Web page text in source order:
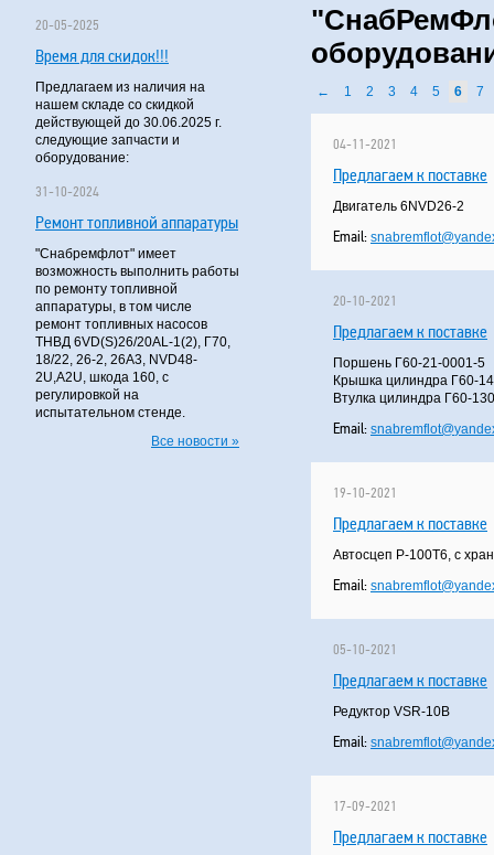
20-05-2025
Время для скидок!!!
Предлагаем из наличия на
нашем складе со скидкой
действующей до 30.06.2025 г.
следующие запчасти и
оборудование:
31-10-2024
Ремонт топливной аппаратуры
"Снабремфлот" имеет
возможность выполнить работы
по ремонту топливной
аппаратуры, в том числе
ремонт топливных насосов
ТНВД 6VD(S)26/20AL-1(2), Г70,
18/22, 26-2, 26А3, NVD48-
2U,A2U, шкода 160, с
регулировкой на
испытательном стенде.
Все новости »
← 1 2 3 4 5 6 7
04-11-2021
Предлагаем к поставке
Двигатель 6NVD26-2
Email: snabremflot@
20-10-2021
Предлагаем к поставке
Поршень Г60-21-0001-5
Крышка цилиндра Г60-
Втулка цилиндра Г60-
Email: snabremflot@
19-10-2021
Предлагаем к поставке
Автосцеп Р-100T6, с
Email: snabremflot@
05-10-2021
Предлагаем к поставке
Редуктор VSR-10B
Email: snabremflot@
17-09-2021
Предлагаем к поставке